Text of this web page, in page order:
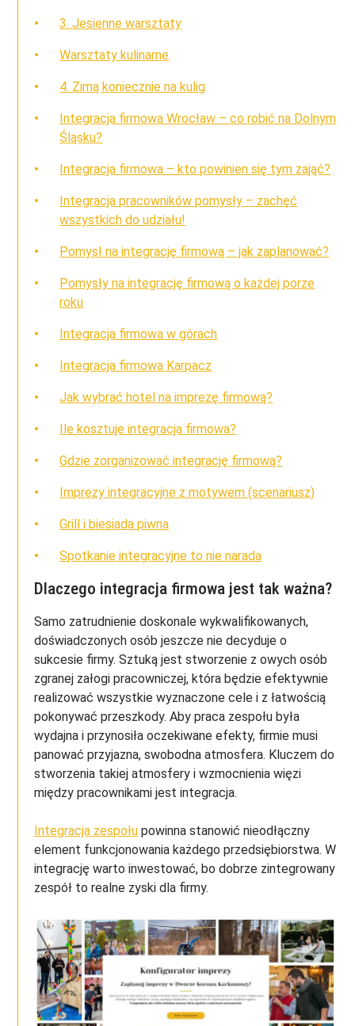
3. Jesienne warsztaty
Warsztaty kulinarne
4. Zimą koniecznie na kulig
Integracja firmowa Wrocław – co robić na Dolnym
Śląsku?
Integracja firmowa – kto powinien się tym zająć?
Integracja pracowników pomysły – zachęć
wszystkich do udziału!
Pomysł na integrację firmową – jak zaplanować?
Pomysły na integrację firmową o każdej porze
roku
Integracja firmowa w górach
Integracja firmowa Karpacz
Jak wybrać hotel na imprezę firmową?
Ile kosztuje integracja firmowa?
Gdzie zorganizować integrację firmową?
Imprezy integracyjne z motywem (scenariusz)
Grill i biesiada piwna
Spotkanie integracyjne to nie narada
Dlaczego integracja firmowa jest tak ważna?
Samo zatrudnienie doskonale wykwalifikowanych,
doświadczonych osób jeszcze nie decyduje o
sukcesie firmy. Sztuką jest stworzenie z owych osób
zgranej załogi pracowniczej, która będzie efektywnie
realizować wszystkie wyznaczone cele i z łatwością
pokonywać przeszkody. Aby praca zespołu była
wydajna i przynosiła oczekiwane efekty, firmie musi
panować przyjazna, swobodna atmosfera. Kluczem do
stworzenia takiej atmosfery i wzmocnienia więzi
między pracownikami jest integracja.
Integracja zespołu powinna stanowić nieodłączny
element funkcjonowania każdego przedsiębiorstwa. W
integrację warto inwestować, bo dobrze zintegrowany
zespół to realne zyski dla firmy.